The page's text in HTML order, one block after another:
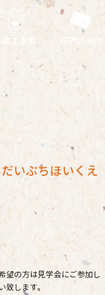
育て支援 在園児向け
いぷちほいくえ
望の方は見学会にご参加し
します。